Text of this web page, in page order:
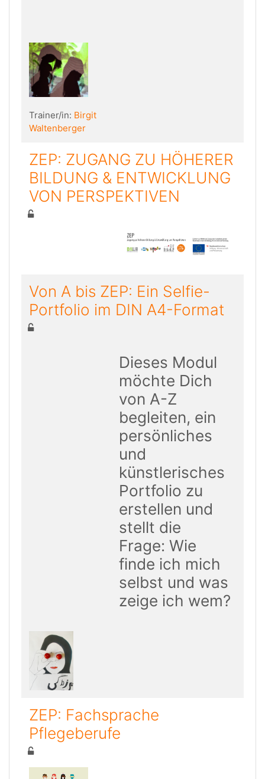
Trainer/in: Birgit
Waltenberger
ZEP: ZUGANG ZU HÖHERER
BILDUNG & ENTWICKLUNG
VON PERSPEKTIVEN
Von A bis ZEP: Ein Selfie-
Portfolio im DIN A4-Format
Dieses Modul
möchte Dich
von A-Z
begleiten, ein
persönliches
und
künstlerisches
Portfolio zu
erstellen und
stellt die
Frage: Wie
finde ich mich
selbst und was
zeige ich wem?
ZEP: Fachsprache
Pflegeberufe